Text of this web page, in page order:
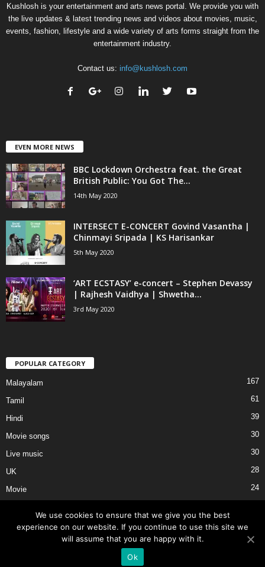
Kushlosh is your entertainment and arts news portal. We provide you with
the live updates & latest trending news and videos about movies, music,
events, fashion, lifestyle and a wide variety of arts forms straight from the
entertainment industry.
Contact us: info@kushlosh.com
EVEN MORE NEWS
BBC Lockdown Orchestra feat. the Great
British Public: You Got The...
14th May 2020
INTERSECT E-CONCERT Govind Vasantha |
Chinmayi Sripada | KS Harisankar
5th May 2020
‘ART ECSTASY’ e-concert – Stephen Devassy
| Rajhesh Vaidhya | Shwetha...
3rd May 2020
POPULAR CATEGORY
Malayalam 167
Tamil 61
Hindi 39
Movie songs 30
Live music 30
UK 28
Movie 24
Terms of Use
Copyright © KushLosh 2019
We use cookies to ensure that we give you the best
experience on our website. If you continue to use this site we
will assume that you are happy with it.
Ok